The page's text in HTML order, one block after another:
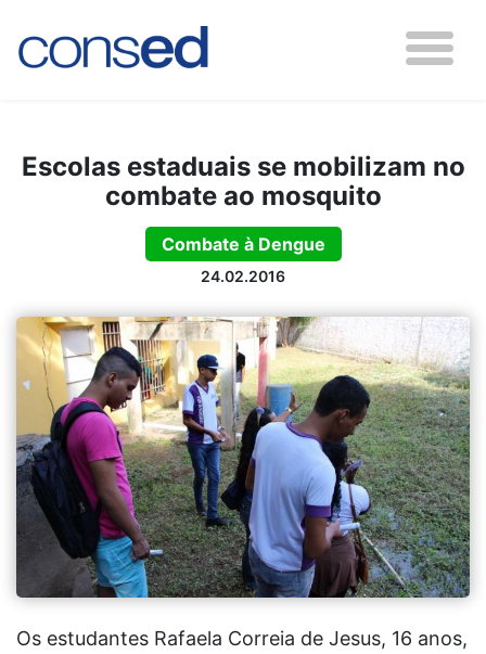
Escolas estaduais se mobilizam no
combate ao mosquito
Combate à Dengue
24.02.2016
​Os estudantes Rafaela Correia de Jesus, 16 anos,